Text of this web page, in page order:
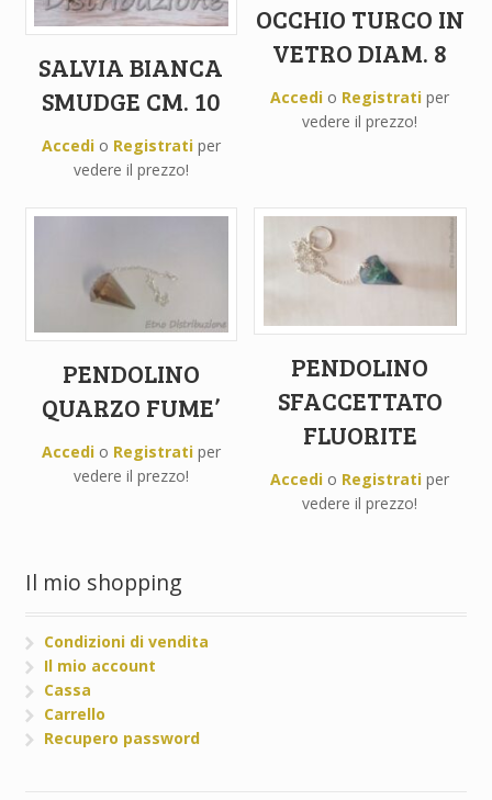
SALVIA BIANCA
SMUDGE CM. 10
Accedio Registratiper
vedere il prezzo!
OCCHIO TURCO IN
VETRO DIAM. 8
Accedi o Registrati per
vedere il prezzo!
PENDOLINO
QUARZO FUME’
Accedio Registratiper
vedere il prezzo!
PENDOLINO
SFACCETTATO
FLUORITE
Accedi o Registrati per
vedere il prezzo!
Il mio shopping
Condizioni di vendita
Il mio account
Cassa
Carrello
Recupero password